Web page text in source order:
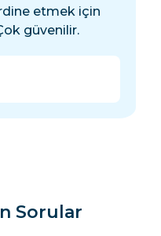
etmek için
güvenilir.
Sorular